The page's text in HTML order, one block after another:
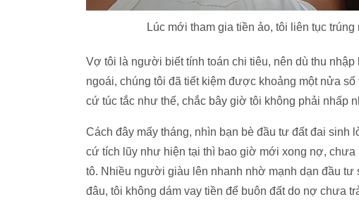
Lúc mới tham gia tiền ảo, tôi liên tục
Vợ tôi là người biết tính toán chi tiêu, nên dù thu
ngoái, chúng tôi đã tiết kiệm được khoảng một nửa
cứ túc tắc như thế, chắc bây giờ tôi không phải nhấp
Cách đây mấy tháng, nhìn bạn bè đầu tư đất đai sinh
cứ tích lũy như hiện tại thì bao giờ mới xong nợ,
tô. Nhiều người giàu lên nhanh nhờ mạnh dạn đầu
đâu, tôi không dám vay tiền để buôn đất do nợ chưa